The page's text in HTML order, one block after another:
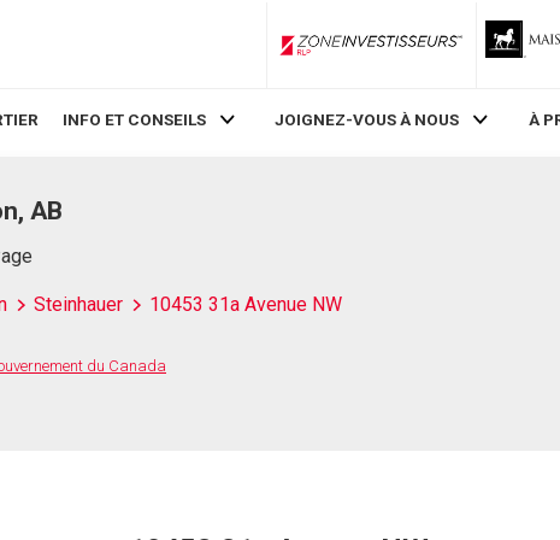
ZoneInvestisseurs RLP
INFO ET CONSEILS JOIGNEZ-VOUS À NOUS À
AB
Steinhauer 10453 31a Avenue NW
du Canada